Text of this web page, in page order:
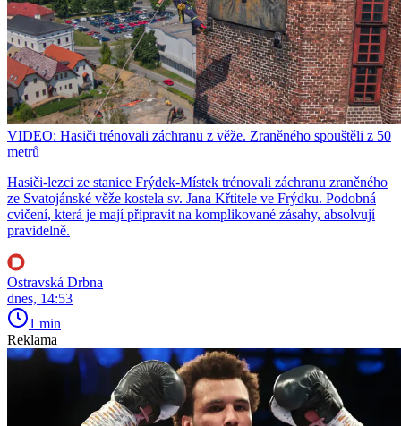
VIDEO: Hasiči trénovali záchranu z věže. Zraněného spouštěli z 50
metrů
Hasiči-lezci ze stanice Frýdek-Místek trénovali záchranu zraněného
ze Svatojánské věže kostela sv. Jana Křtitele ve Frýdku. Podobná
cvičení, která je mají připravit na komplikované zásahy, absolvují
pravidelně.
Ostravská Drbna
dnes, 14:53
1 min
Reklama